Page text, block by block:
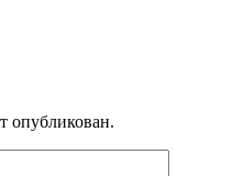
опубликован.